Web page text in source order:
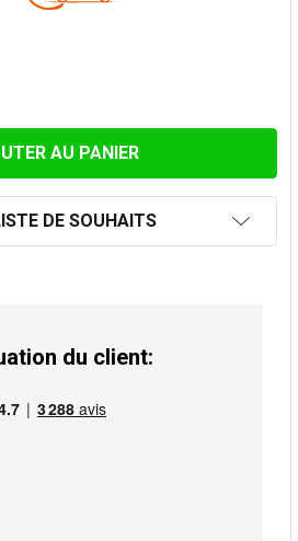
DE RACCORD 100MM À 130MM
LA QUANTITÉ DE RACCORD
DE SOUHAITS
du client: